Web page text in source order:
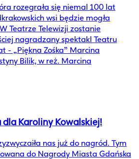
rozegrała się niemal 100 lat
wsi będzie mogła
Teatrze Telewizji zostanie
nagradzany spektakl Teatru
- „Piękna Zośka” Marcina
Bilik, w reż. Marcina
Karoliny Kowalskiej!
nas już do nagród. Tym
do Nagrody Miasta Gdańska